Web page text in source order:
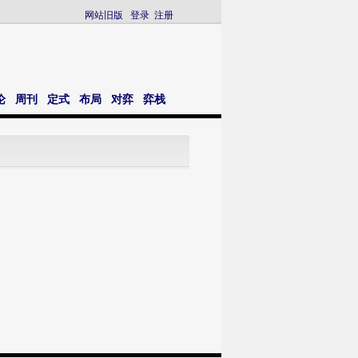
网站旧版 登录 注册
周刊 定式 布局 对弈 弈栈